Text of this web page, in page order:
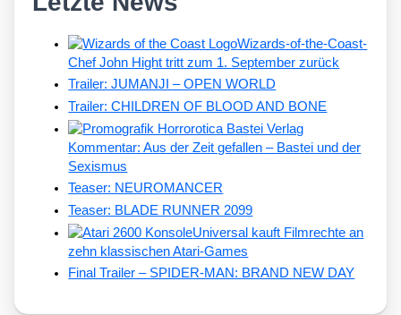
Wizards-of-the-Coast-
Chef John Hight tritt zum 1. September zurück
Trailer: JUMANJI – OPEN WORLD
Trailer: CHILDREN OF BLOOD AND BONE
Kommentar: Aus der Zeit gefallen – Bastei und der
Sexismus
Teaser: NEUROMANCER
Teaser: BLADE RUNNER 2099
Universal kauft Filmrechte an
zehn klassischen Atari-Games
Final Trailer – SPIDER-MAN: BRAND NEW DAY